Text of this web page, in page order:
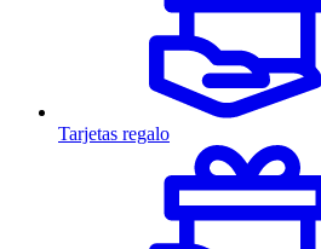
Tarjetas regalo